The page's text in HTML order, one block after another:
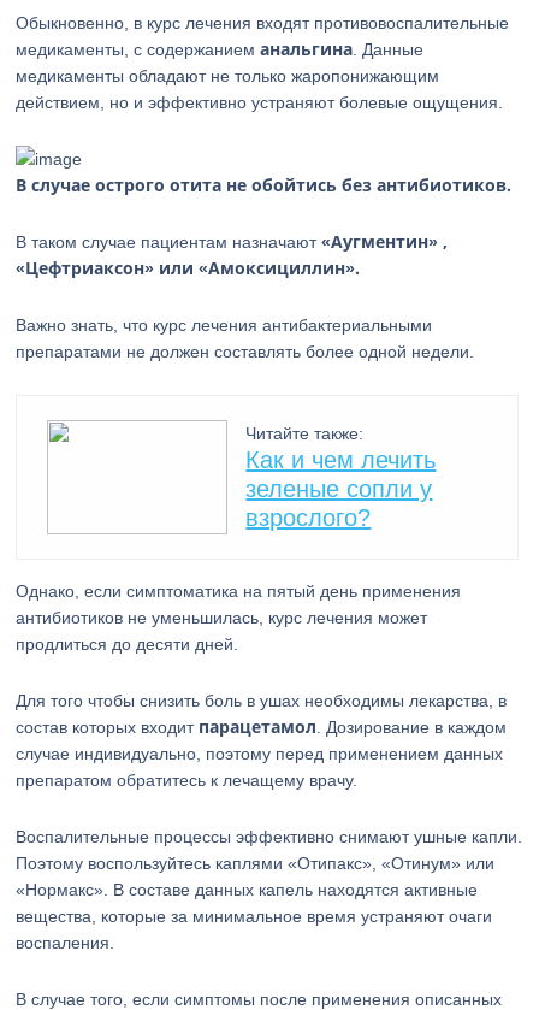
Обыкновенно, в курс лечения входят противовоспалительные
медикаменты, с содержаниеманальгина . Данные
медикаменты обладают не только жаропонижающим
действием, но и эффективно устраняют болевые ощущения.
В случае острого отита не обойтись без антибиотиков.
В таком случае пациентам назначают«Аугментин» ,
«Цефтриаксон» или «Амоксициллин».
Важно знать, что курс лечения антибактериальными
препаратами не должен составлять более одной недели.
Читайте также:
Как и чем лечить
зеленые сопли у
взрослого?
Однако, если симптоматика на пятый день применения
антибиотиков не уменьшилась, курс лечения может
продлиться до десяти дней.
Для того чтобы снизить боль в ушах необходимы лекарства, в
состав которых входит парацетамол . Дозирование в каждом
случае индивидуально, поэтому перед применением данных
препаратом обратитесь к лечащему врачу.
Воспалительные процессы эффективно снимают ушные капли.
Поэтому воспользуйтесь каплями «Отипакс», «Отинум» или
«Нормакс». В составе данных капель находятся активные
вещества, которые за минимальное время устраняют очаги
воспаления.
В случае того, если симптомы после применения описанных